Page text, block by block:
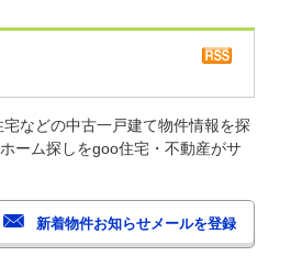
などの中古一戸建て物件情報を探
ーム探しをgoo住宅・不動産がサ